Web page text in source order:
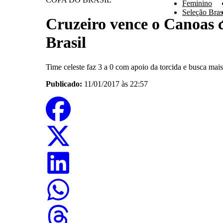
Feminino
Seleção
Cruzeiro vence o
Brasil
Time celeste faz 3 a 0 com apoio da torcida e busca
Publicado: 11/01/2017 às 22:57